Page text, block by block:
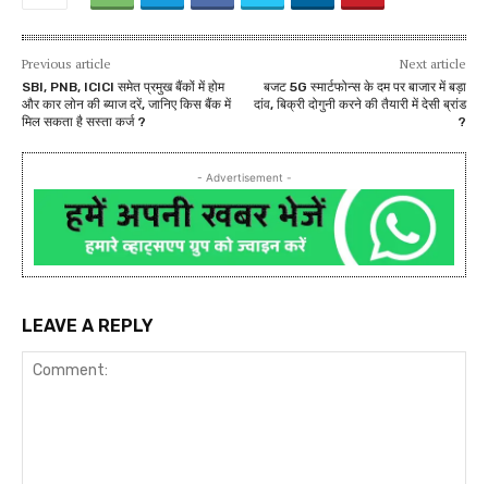
Previous article
SBI, PNB, ICICI समेत प्रमुख बैंकों में होम
और कार लोन की ब्याज दरें, जानिए किस बैंक में
मिल सकता है सस्ता कर्ज ?
Next article
बजट 5G स्मार्टफोन्स के दम पर बाजार में बड़ा
दांव, बिक्री दोगुनी करने की तैयारी में देसी ब्रांड
?
- Advertisement -
LEAVE A REPLY